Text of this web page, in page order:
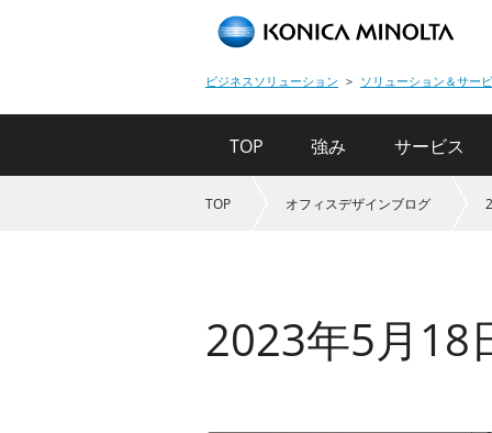
ビジネスソリューション ソリューション＆サー
TOP 強み サービス
TOP オフィスデザインブログ
2023年5月18